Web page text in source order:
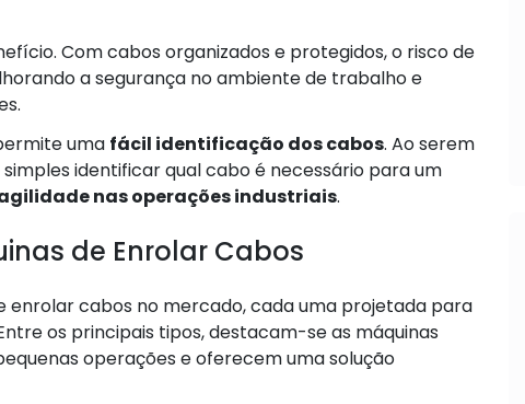
Com cabos organizados e protegidos, o risco de
a segurança no ambiente de trabalho e
uma fácil identificação dos cabos. Ao serem
identificar qual cabo é necessário para um
nas operações industriais.
de Enrolar Cabos
enrolar cabos no mercado, cada uma projetada para
os principais tipos, destacam-se as máquinas
operações e oferecem uma solução